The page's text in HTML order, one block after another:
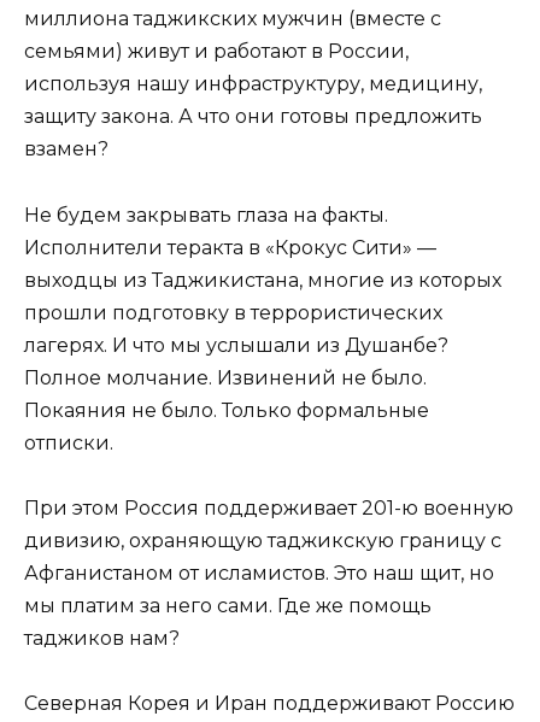
миллиона таджикских мужчин (вместе с
семьями) живут и работают в России,
используя нашу инфраструктуру, медицину,
защиту закона. А что они готовы предложить
взамен?
Не будем закрывать глаза на факты.
Исполнители теракта в «Крокус Сити» —
выходцы из Таджикистана, многие из которых
прошли подготовку в террористических
лагерях. И что мы услышали из Душанбе?
Полное молчание. Извинений не было.
Покаяния не было. Только формальные
отписки.
При этом Россия поддерживает 201-ю военную
дивизию, охраняющую таджикскую границу с
Афганистаном от исламистов. Это наш щит, но
мы платим за него сами. Где же помощь
таджиков нам?
Северная Корея и Иран поддерживают Россию